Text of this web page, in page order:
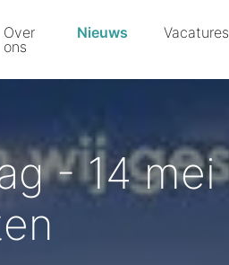
Over
ons
Nieuws Vacatures
- 14 mei